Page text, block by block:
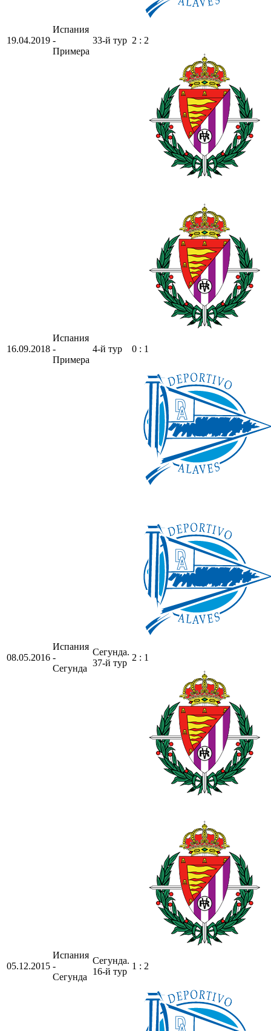
19.04.2019
Испания
-
Примера
33-й тур 2 : 2
16.09.2018
Испания
-
Примера
4-й тур 0 : 1
08.05.2016
Испания
-
Сегунда
Сегунда.
37-й тур
2 : 1
05.12.2015
Испания
-
Сегунда
Сегунда.
16-й тур
1 : 2